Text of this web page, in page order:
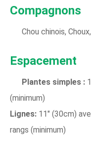
Compagnons
Chou chinois,
Espacement
Plantes simples :
(minimum)
Lignes: 11" (30cm)
rangs (minimum)